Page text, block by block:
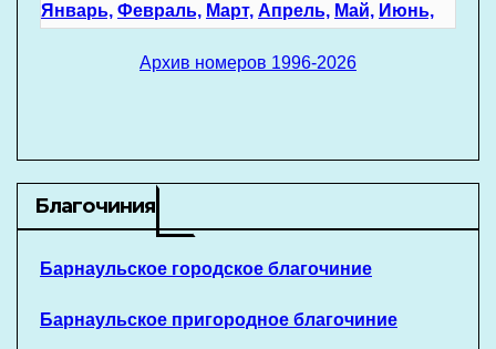
Январь, Февраль, Март, Апрель, Май, Июнь,
Архив номеров 1996-2026
Благочиния
Барнаульское городское благочиние
Барнаульское пригородное благочиние